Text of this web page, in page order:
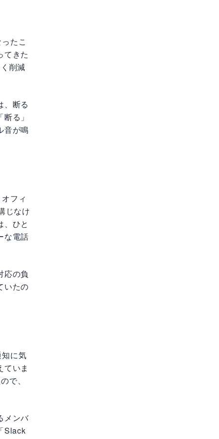
たこ
てきた
削減
、断る
る」
音が鳴
フィ
じなけ
、ひと
な電話
応の負
いたの
に気
いま
で、
メンバ
Slack